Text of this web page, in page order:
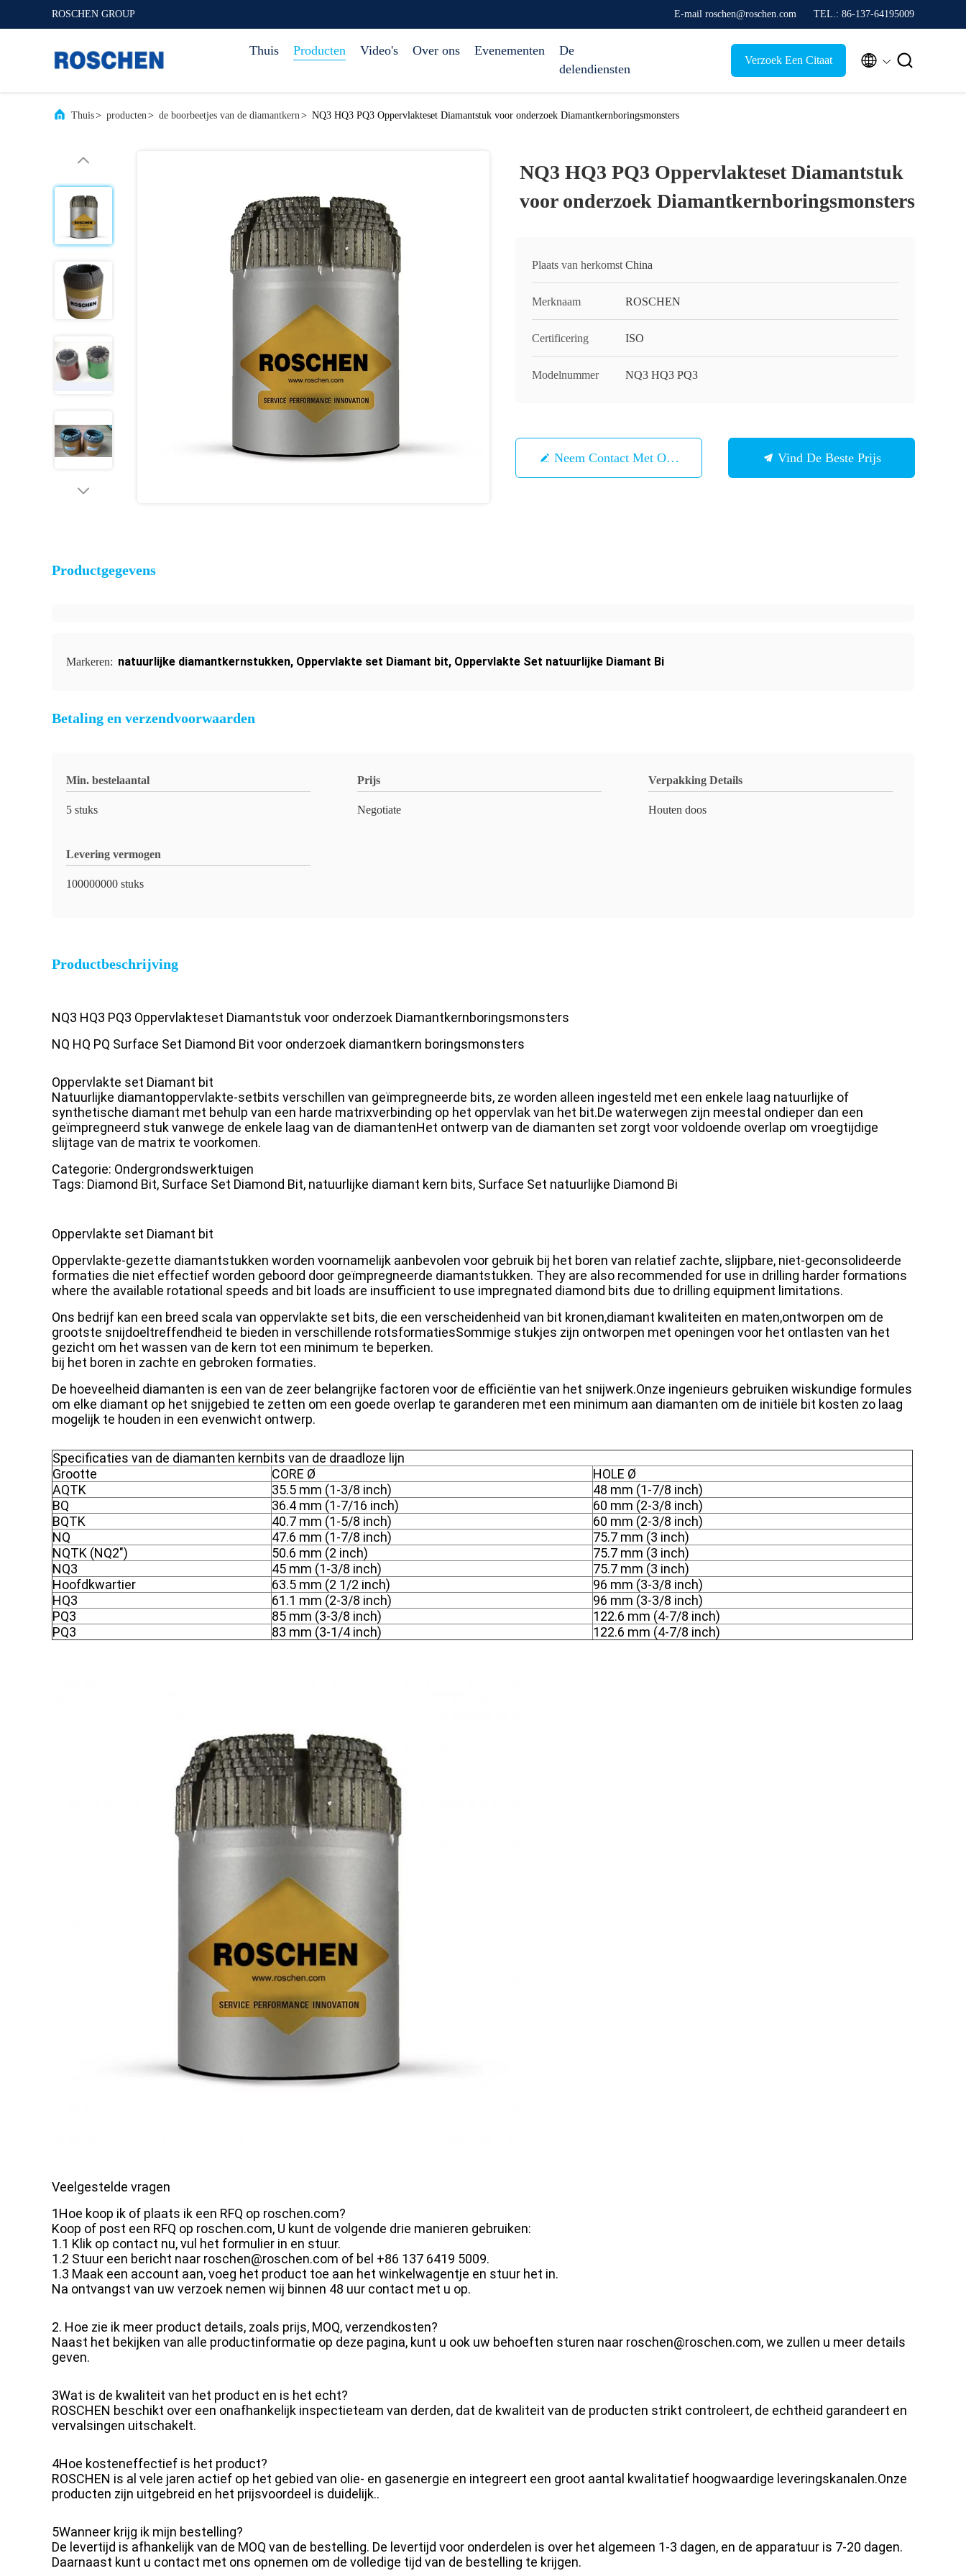
ROSCHEN GROUP E-mail roschen@roschen.com TEL.: 86-137-64195009
Thuis Producten Video's Over ons Evenementen
De
delendiensten
Verzoek Een Citaat  
Thuis> producten> de boorbeetjes van de diamantkern> NQ3 HQ3 PQ3 Oppervlakteset Diamantstuk voor onderzoek Diamantkernboringsmonsters
NQ3 HQ3 PQ3 Oppervlakteset Diamantstuk
voor onderzoek Diamantkernboringsmonsters
Plaats van herkomst China
Merknaam ROSCHEN
Certificering ISO
Modelnummer NQ3 HQ3 PQ3
Neem Contact Met Ons Op Vind De Beste Prijs
Productgegevens
Markeren: natuurlijke diamantkernstukken, Oppervlakte set Diamant bit, Oppervlakte Set natuurlijke Diamant Bi
Betaling en verzendvoorwaarden
Min. bestelaantal
5 stuks
Prijs
Negotiate
Verpakking Details
Houten doos
Levering vermogen
100000000 stuks
Productbeschrijving
NQ3 HQ3 PQ3 Oppervlakteset Diamantstuk voor onderzoek Diamantkernboringsmonsters
NQ HQ PQ Surface Set Diamond Bit voor onderzoek diamantkern boringsmonsters
Oppervlakte set Diamant bit
Natuurlijke diamantoppervlakte-setbits verschillen van geïmpregneerde bits, ze worden alleen ingesteld met een enkele laag natuurlijke of
synthetische diamant met behulp van een harde matrixverbinding op het oppervlak van het bit.De waterwegen zijn meestal ondieper dan een
geïmpregneerd stuk vanwege de enkele laag van de diamantenHet ontwerp van de diamanten set zorgt voor voldoende overlap om vroegtijdige
slijtage van de matrix te voorkomen.
Categorie: Ondergrondswerktuigen
Tags: Diamond Bit, Surface Set Diamond Bit, natuurlijke diamant kern bits, Surface Set natuurlijke Diamond Bi
Oppervlakte set Diamant bit
Oppervlakte-gezette diamantstukken worden voornamelijk aanbevolen voor gebruik bij het boren van relatief zachte, slijpbare, niet-geconsolideerde
formaties die niet effectief worden geboord door geïmpregneerde diamantstukken. They are also recommended for use in drilling harder formations
where the available rotational speeds and bit loads are insufficient to use impregnated diamond bits due to drilling equipment limitations.
Ons bedrijf kan een breed scala van oppervlakte set bits, die een verscheidenheid van bit kronen,diamant kwaliteiten en maten,ontworpen om de
grootste snijdoeltreffendheid te bieden in verschillende rotsformatiesSommige stukjes zijn ontworpen met openingen voor het ontlasten van het
gezicht om het wassen van de kern tot een minimum te beperken.
bij het boren in zachte en gebroken formaties.
De hoeveelheid diamanten is een van de zeer belangrijke factoren voor de efficiëntie van het snijwerk.Onze ingenieurs gebruiken wiskundige formules
om elke diamant op het snijgebied te zetten om een goede overlap te garanderen met een minimum aan diamanten om de initiële bit kosten zo laag
mogelijk te houden in een evenwicht ontwerp.
Specificaties van de diamanten kernbits van de draadloze lijn
Grootte
CORE Ø
HOLE Ø
AQTK
35.5 mm (1-3/8 inch)
48 mm (1-7/8 inch)
BQ
36.4 mm (1-7/16 inch)
60 mm (2-3/8 inch)
BQTK
40.7 mm (1-5/8 inch)
60 mm (2-3/8 inch)
NQ
47.6 mm (1-7/8 inch)
75.7 mm (3 inch)
NQTK (NQ2")
50.6 mm (2 inch)
75.7 mm (3 inch)
NQ3
45 mm (1-3/8 inch)
75.7 mm (3 inch)
Hoofdkwartier
63.5 mm (2 1/2 inch)
96 mm (3-3/8 inch)
HQ3
61.1 mm (2-3/8 inch)
96 mm (3-3/8 inch)
PQ3
85 mm (3-3/8 inch)
122.6 mm (4-7/8 inch)
PQ3
83 mm (3-1/4 inch) 122.6 mm (4-7/8 inch)
Veelgestelde vragen
1Hoe koop ik of plaats ik een RFQ op roschen.com?
Koop of post een RFQ op roschen.com, U kunt de volgende drie manieren gebruiken:
1.1 Klik op contact nu, vul het formulier in en stuur.
1.2 Stuur een bericht naar roschen@roschen.com of bel +86 137 6419 5009.
1.3 Maak een account aan, voeg het product toe aan het winkelwagentje en stuur het in.
Na ontvangst van uw verzoek nemen wij binnen 48 uur contact met u op.
2. Hoe zie ik meer product details, zoals prijs, MOQ, verzendkosten?
Naast het bekijken van alle productinformatie op deze pagina, kunt u ook uw behoeften sturen naar roschen@roschen.com, we zullen u meer details
geven.
3Wat is de kwaliteit van het product en is het echt?
ROSCHEN beschikt over een onafhankelijk inspectieteam van derden, dat de kwaliteit van de producten strikt controleert, de echtheid garandeert en
vervalsingen uitschakelt.
4Hoe kosteneffectief is het product?
ROSCHEN is al vele jaren actief op het gebied van olie- en gasenergie en integreert een groot aantal kwalitatief hoogwaardige leveringskanalen.Onze
producten zijn uitgebreid en het prijsvoordeel is duidelijk..
5Wanneer krijg ik mijn bestelling?
De levertijd is afhankelijk van de MOQ van de bestelling. De levertijd voor onderdelen is over het algemeen 1-3 dagen, en de apparatuur is 7-20 dagen.
Daarnaast kunt u contact met ons opnemen om de volledige tijd van de bestelling te krijgen.